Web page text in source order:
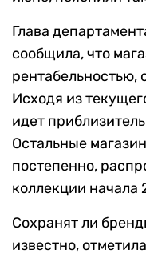
Глава
сообщила, что
рентабельностью,
Исходя из
идет
Остальные
постепенно,
коллекции начала
Сохранят ли
известно,